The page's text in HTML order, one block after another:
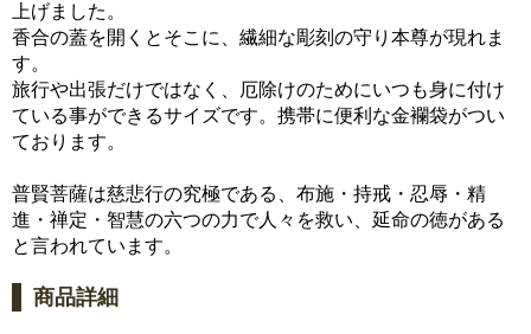
上げました。
香合の蓋を開くとそこに、繊細な彫刻の守り本尊が現れま
す。
旅行や出張だけではなく、厄除けのためにいつも身に付け
ている事ができるサイズです。携帯に便利な金襴袋がつい
ております。
普賢菩薩は慈悲行の究極である、布施・持戒・忍辱・精
進・禅定・智慧の六つの力で人々を救い、延命の徳がある
と言われています。
商品詳細